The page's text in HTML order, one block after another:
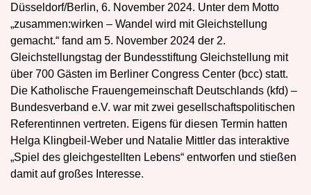
Düsseldorf/Berlin, 6. November 2024. Unter dem Motto
„zusammen:wirken – Wandel wird mit Gleichstellung
gemacht.“ fand am 5. November 2024 der 2.
Gleichstellungstag der Bundesstiftung Gleichstellung mit
über 700 Gästen im Berliner Congress Center (bcc) statt.
Die Katholische Frauengemeinschaft Deutschlands (kfd) –
Bundesverband e.V. war mit zwei gesellschaftspolitischen
Referentinnen vertreten. Eigens für diesen Termin hatten
Helga Klingbeil-Weber und Natalie Mittler das interaktive
„Spiel des gleichgestellten Lebens“ entworfen und stießen
damit auf großes Interesse.